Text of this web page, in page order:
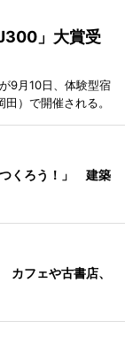
」大賞受
9月10日、体験型宿
）で開催される。
くろう！」 建築
フェや古書店、